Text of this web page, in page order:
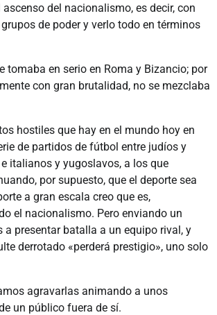
del nacionalismo, es decir, con
de poder y verlo todo en términos
tomaba en serio en Roma y Bizancio; por
con gran brutalidad, no se mezclaba
hostiles que hay en el mundo hoy en
de partidos de fútbol entre judíos y
italianos y yugoslavos, a los que
por supuesto, que el deporte sea
a gran escala creo que es,
el nacionalismo. Pero enviando un
presentar batalla a un equipo rival, y
derrotado «perderá prestigio», uno solo
agravarlas animando a unos
un público fuera de sí.